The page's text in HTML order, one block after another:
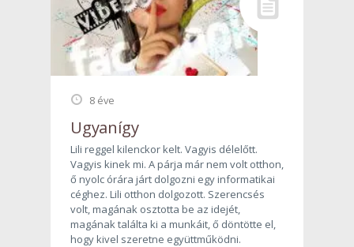
8 éve
Ugyanígy
Lili reggel kilenckor kelt. Vagyis délelőtt.
Vagyis kinek mi. A párja már nem volt otthon,
ő nyolc órára járt dolgozni egy informatikai
céghez. Lili otthon dolgozott. Szerencsés
volt, magának osztotta be az idejét,
magának találta ki a munkáit, ő döntötte el,
hogy kivel szeretne együttműködni.